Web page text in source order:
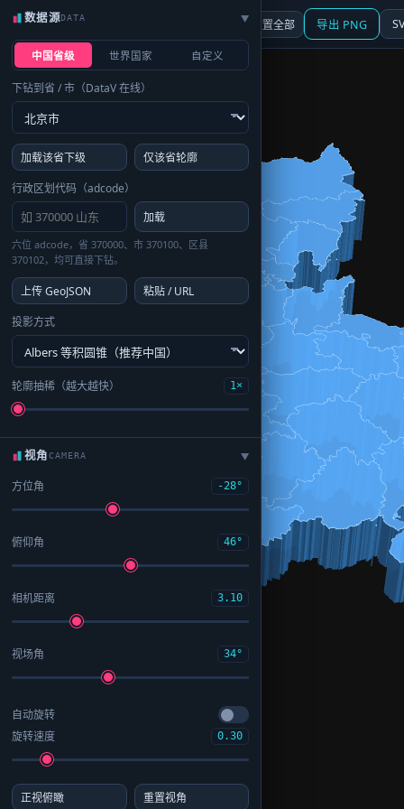
☰ 面板 地图 重置全部 导出 PNG
数据源DATA ▶
中国省级 世界国家 自定义
下钻到省 / 市（DataV 在线）
加载该省下级
仅该省轮廓
行政区划代码（adcode）
加载
六位 adcode，省 370000、市 370100、区县
370102，均可直接下钻。
上传 GeoJSON
粘贴 / URL
投影方式
轮廓抽稀（越大越快） 1×
视角CAMERA ▶
方位角 -28°
俯仰角 46°
相机距离 3.10
视场角 34°
自动旋转
旋转速度
0.30
正视俯瞰 重置视角